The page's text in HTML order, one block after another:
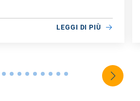
LEGGI DI PIÙ